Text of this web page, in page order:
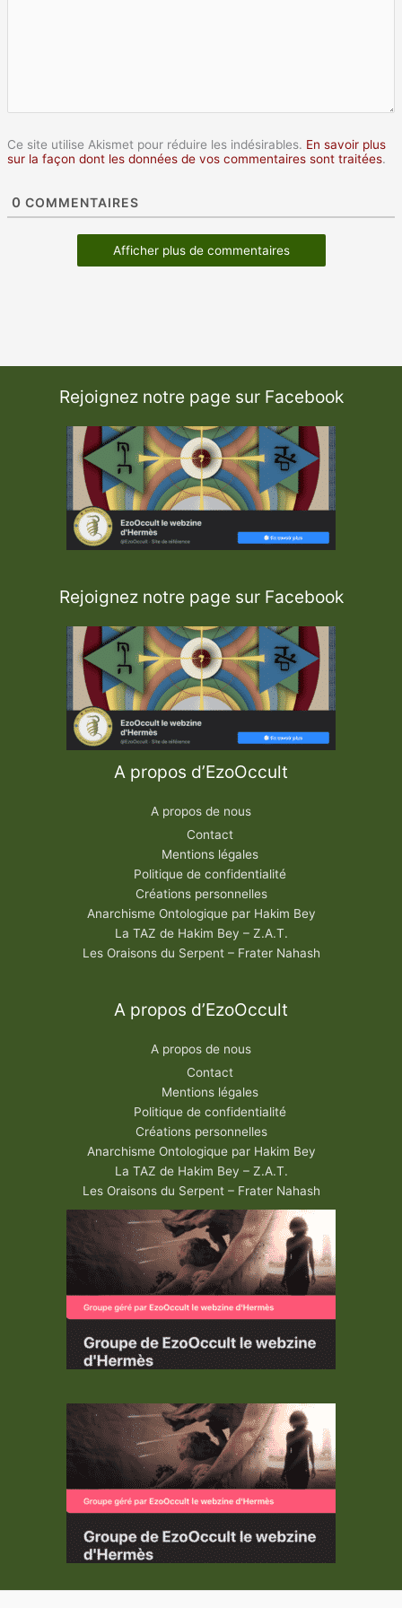
Ce site utilise Akismet pour réduire les indésirables. En savoir plus
sur la façon dont les données de vos commentaires sont traitées.
0 COMMENTAIRES
Afficher plus de commentaires
Rejoignez notre page sur Facebook
Rejoignez notre page sur Facebook
A propos d’EzoOccult
A propos de nous
Contact
Mentions légales
Politique de confidentialité
Créations personnelles
Anarchisme Ontologique par Hakim Bey
La TAZ de Hakim Bey – Z.A.T.
Les Oraisons du Serpent – Frater Nahash
A propos d’EzoOccult
A propos de nous
Contact
Mentions légales
Politique de confidentialité
Créations personnelles
Anarchisme Ontologique par Hakim Bey
La TAZ de Hakim Bey – Z.A.T.
Les Oraisons du Serpent – Frater Nahash